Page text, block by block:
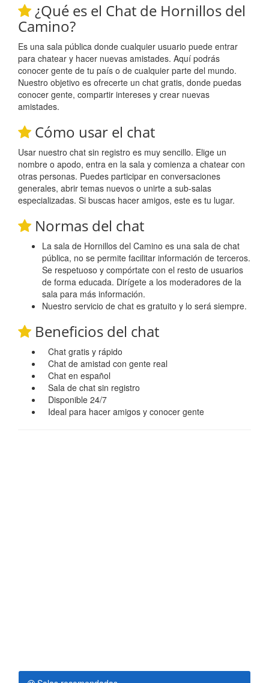
¿Qué es el Chat de Hornillos del
Camino?
Es una sala pública donde cualquier usuario puede entrar
para chatear y hacer nuevas amistades. Aquí podrás
conocer gente de tu país o de cualquier parte del mundo.
Nuestro objetivo es ofrecerte un chat gratis, donde puedas
conocer gente, compartir intereses y crear nuevas
amistades.
Cómo usar el chat
Usar nuestro chat sin registro es muy sencillo. Elige un
nombre o apodo, entra en la sala y comienza a chatear con
otras personas. Puedes participar en conversaciones
generales, abrir temas nuevos o unirte a sub-salas
especializadas. Si buscas hacer amigos, este es tu lugar.
Normas del chat
La sala de Hornillos del Camino es una sala de chat
pública, no se permite facilitar información de terceros.
Se respetuoso y compórtate con el resto de usuarios
de forma educada. Dirígete a los moderadores de la
sala para más información.
Nuestro servicio de chat es gratuito y lo será siempre.
Beneficios del chat
Chat gratis y rápido
Chat de amistad con gente real
Chat en español
Sala de chat sin registro
Disponible 24/7
Ideal para hacer amigos y conocer gente